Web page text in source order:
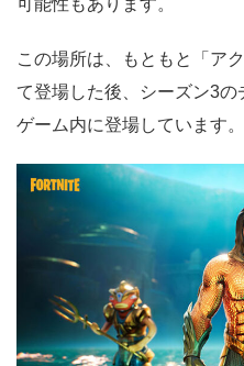
可能性もあります。
この場所は、もともと「ア
て登場した後、シーズン3
ゲーム内に登場しています。